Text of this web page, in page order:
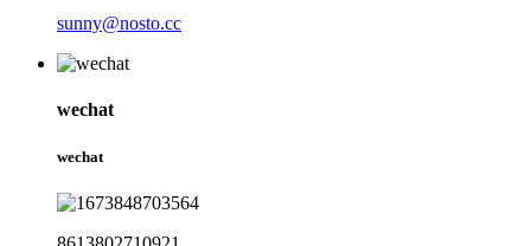
sunny@nosto.cc
wechat
wechat